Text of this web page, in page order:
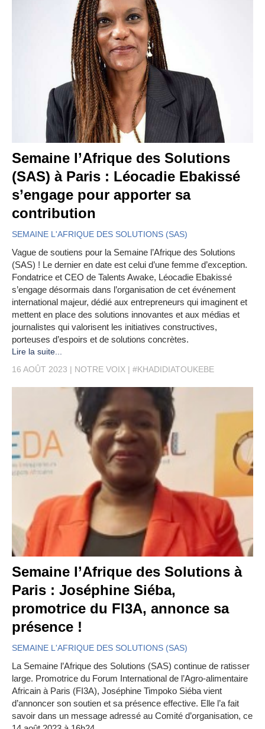
Semaine l’Afrique des Solutions
(SAS) à Paris : Léocadie Ebakissé
s’engage pour apporter sa
contribution
SEMAINE L'AFRIQUE DES SOLUTIONS (SAS)
Vague de soutiens pour la Semaine l’Afrique des Solutions
(SAS) ! Le dernier en date est celui d’une femme d’exception.
Fondatrice et CEO de Talents Awake, Léocadie Ebakissé
s’engage désormais dans l’organisation de cet événement
international majeur, dédié aux entrepreneurs qui imaginent et
mettent en place des solutions innovantes et aux médias et
journalistes qui valorisent les initiatives constructives,
porteuses d’espoirs et de solutions concrètes.
Lire la suite...
16 AOÛT 2023
NOTRE VOIX #KHADIDIATOUKEBE
Semaine l’Afrique des Solutions à
Paris : Joséphine Siéba,
promotrice du FI3A, annonce sa
présence !
SEMAINE L'AFRIQUE DES SOLUTIONS (SAS)
La Semaine l’Afrique des Solutions (SAS) continue de ratisser
large. Promotrice du Forum International de l’Agro-alimentaire
Africain à Paris (FI3A), Joséphine Timpoko Siéba vient
d’annoncer son soutien et sa présence effective. Elle l’a fait
savoir dans un message adressé au Comité d’organisation, ce